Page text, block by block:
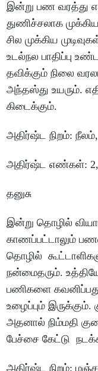
இன்று பண வரத்து
துணிச்சலாக முக்கிய
சில முக்கிய
உடல்நல பாதிப்பு
தவிக்கும் நிலை
அந்தஸ்து உயரும்.
கிடைக்கும்.
அதிர்ஷ்ட நிறம்:நீலம்
அதிர்ஷ்ட எண்கள்:
தனுசு
இன்று தொழில்
காணப்பட்டாலும்
தொழில்
நன்மைதரும்.
பணிகளை
உழைப்பும் இருக்கும்.
அதனால் நிம்மதி
பேச்சை கேட்டு
அதிர்ஷ்ட நிறம்: